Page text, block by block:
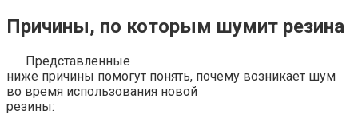
Причины, по которым шумит резина
Представленные
ниже причины помогут понять, почему возникает шум
во время использования новой
резины: